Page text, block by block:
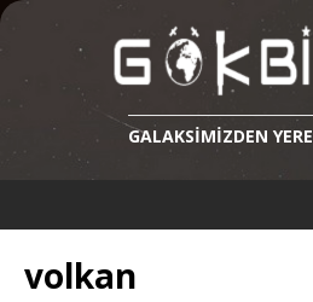
GALAKSIMIZDEN
volkan